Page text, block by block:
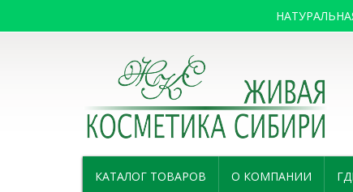
КАТАЛОГ ТОВАРОВ О КОМПАНИИ